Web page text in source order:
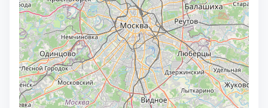
Зеленоградский
Истринский 11
Каширский 2